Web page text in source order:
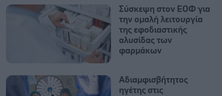
Σύσκεψη στον ΕΟΦ για
την ομαλή λειτουργία
της εφοδιαστικής
αλυσίδας των
φαρμάκων
Αδιαμφισβήτητος
ηγέτης στις